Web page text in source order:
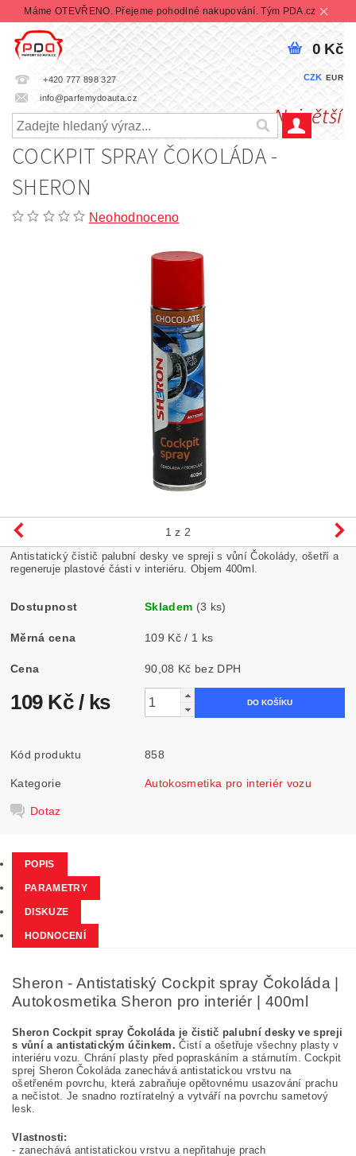
Máme OTEVŘENO. Přejeme pohodlné nakupování. Tým PDA.cz
+420 777 898 327
info@parfemydoauta.cz
CZK EUR
0 Kč
COCKPIT SPRAY ČOKOLÁDA -
SHERON
Neohodnoceno
1 z 2
Antistatický čistič palubní desky ve spreji s vůní Čokolády, ošetří a
regeneruje plastové části v interiéru. Objem 400ml.
Dostupnost Skladem (3 ks)
Měrná cena 109 Kč / 1 ks
Cena 90,08 Kč bez DPH
109 Kč / ks
Kód produktu 858
Kategorie Autokosmetika pro interiér vozu
Dotaz
POPIS
PARAMETRY
DISKUZE
HODNOCENÍ
Sheron - Antistatiský Cockpit spray Čokoláda |
Autokosmetika Sheron pro interiér | 400ml
Sheron Cockpit spray Čokoláda je čistič palubní desky ve spreji
s vůní a antistatickým účinkem.Čistí a ošetřuje všechny plasty v
interiéru vozu. Chrání plasty před popraskáním a stárnutím. Cockpit
sprej Sheron Čokoláda zanechává antistatickou vrstvu na
ošetřeném povrchu, která zabraňuje opětovnému usazování prachu
a nečistot. Je snadno roztíratelný a vytváří na povrchu sametový
lesk.
Vlastnosti:
- zanechává antistatickou vrstvu a nepřitahuje prach